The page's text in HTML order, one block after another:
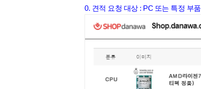
0. 견적 요청 대상 : PC 또는 특정 부품